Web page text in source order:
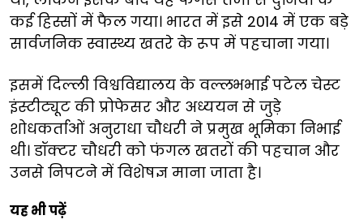
कई हिस्सों में फैल गया। भारत में इसे 2014 में एक बड़े
सार्वजनिक स्वास्थ्य खतरे के रूप में पहचाना गया।
इसमें दिल्ली विश्वविद्यालय के वल्लभभाई पटेल चेस्ट
इंस्टीट्यूट की प्रोफेसर और अध्ययन से जुड़े
शोधकर्ताओं अनुराधा चौधरी ने प्रमुख भूमिका निभाई
थी। डॉक्टर चौधरी को फंगल खतरों की पहचान और
उनसे निपटने में विशेषज्ञ माना जाता है।
यह भी पढ़ें